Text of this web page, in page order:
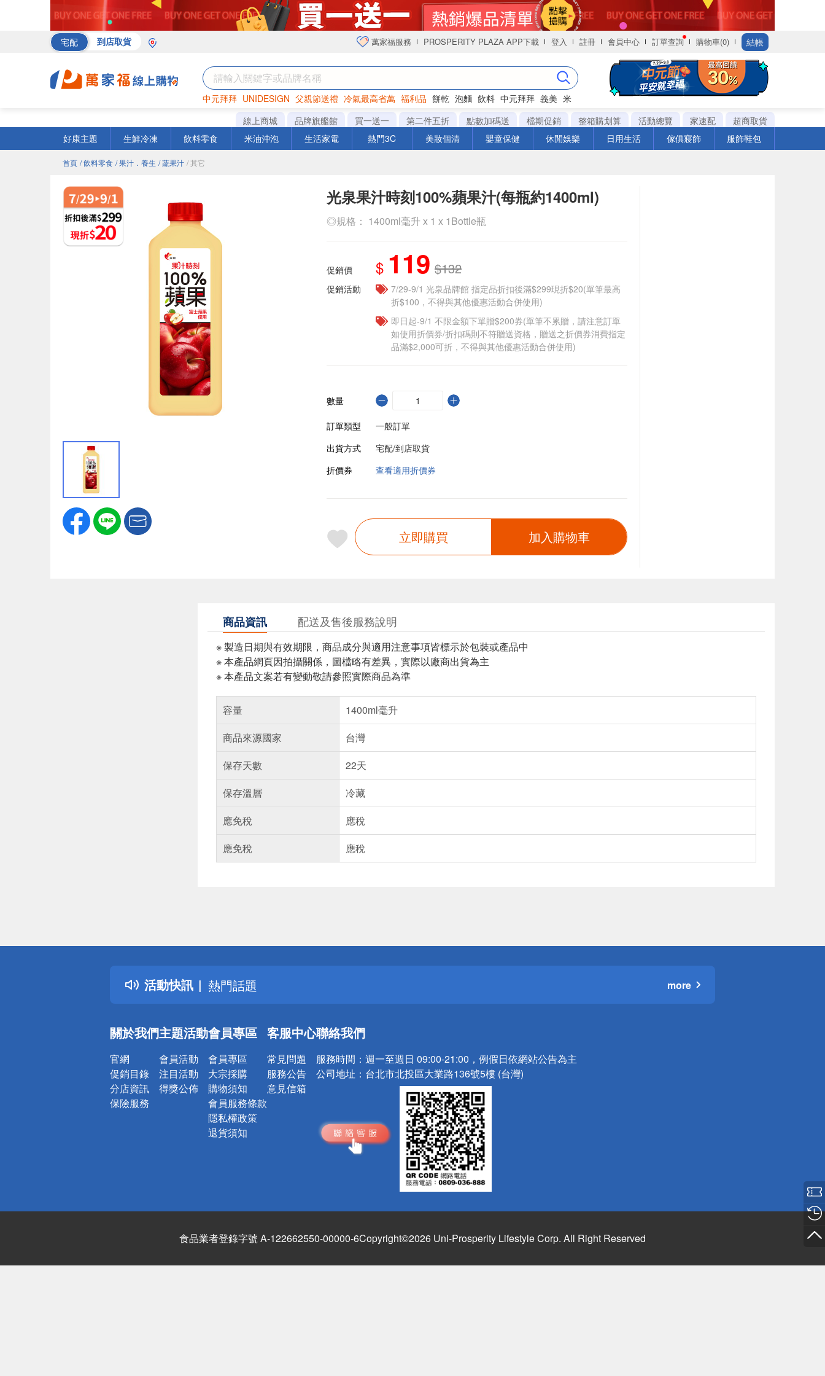
宅配 到店取貨 萬家福服務 PROSPERITY PLAZA APP下載 登入 註冊 會員中心 訂單查詢 購物車(0) 結帳
中元拜拜 UNIDESIGN 父親節送禮 冷氣最高省萬 福利品 餅乾 泡麵 飲料 中元拜拜 義美 米
巧克力 罐頭 衛生紙
線上商城 品牌旗艦館 買一送一 第二件五折 點數加碼送 檔期促銷 整箱購划算 活動總覽 家速配
超商取貨
好康主題
生鮮冷凍 飲料零食 米油沖泡 生活家電 熱門3C 美妝個清 嬰童保健 休閒娛樂 日用生活 傢俱寢飾 服飾鞋包
首頁 / 飲料零食 / 果汁．養生 / 蔬果汁 / 其它
光泉果汁時刻100%蘋果汁(每瓶約1400ml)
◎規格： 1400ml毫升 x 1 x 1Bottle瓶
促銷價 $ 119 $132
促銷活動
7/29-9/1 光泉品牌館 指定品折扣後滿$299現折$20(單筆最高
折$100，不得與其他優惠活動合併使用)
即日起-9/1 不限金額下單贈$200券(單筆不累贈，請注意訂單
如使用折價券/折扣碼則不符贈送資格，贈送之折價券消費指定
品滿$2,000可折，不得與其他優惠活動合併使用)
數量
訂單類型
一般訂單
出貨方式
宅配/到店取貨
折價券
查看適用折價券
立即購買 加入購物車
商品資訊 配送及售後服務說明
※ 製造日期與有效期限，商品成分與適用注意事項皆標示於包裝或產品中
※ 本產品網頁因拍攝關係，圖檔略有差異，實際以廠商出貨為主
※ 本產品文案若有變動敬請參照實際商品為準
容量
1400ml毫升
商品來源國家
台灣
保存天數
22天
保存溫層
冷藏
應免稅
應稅
應免稅
應稅
活動快訊
詐騙網頁！請小心！
得獎公告
熱門話題
銀行優惠
詐騙網頁！請小心！
more
關於我們
官網
促銷目錄
分店資訊
保險服務
主題活動
會員活動
注目活動
得獎公佈
會員專區
會員專區
大宗採購
購物須知
會員服務條款
隱私權政策
退貨須知
客服中心
常見問題
服務公告
意見信箱
聯絡我們
服務時間： 週一至週日 09:00-21:00，例假日依網站公告為主
公司地址： 台北市北投區大業路136號5樓 (台灣)
食品業者登錄字號 A-122662550-00000-6Copyright©2026 Uni-Prosperity Lifestyle Corp. All Right Reserved